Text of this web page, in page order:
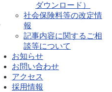
ダウンロード）
社会保険料等の改定情
報
記事内容に関するご相
談等について
お知らせ
お問い合わせ
アクセス
採用情報